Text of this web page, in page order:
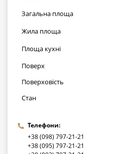
Загальна площа
Жила площа
Площа кухні
Поверх
Поверховість
Стан
Телефони:
+38 (098) 797-21-21
+38 (095) 797-21-21